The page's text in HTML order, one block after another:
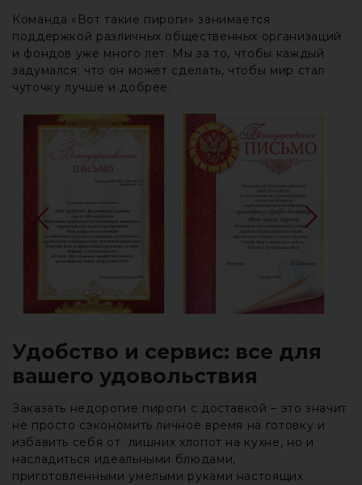
Команда «Вот такие пироги» занимается
поддержкой различных общественных организаций
и фондов уже много лет. Мы за то, чтобы каждый
задумался: что он может сделать, чтобы мир стал
чуточку лучше и добрее.
Удобство и сервис: все для
вашего удовольствия
Заказать недорогие пироги с доставкой – это значит
не просто сэкономить личное время на готовку и
избавить себя от лишних хлопот на кухне, но и
насладиться идеальными блюдами,
приготовленными умелыми руками настоящих